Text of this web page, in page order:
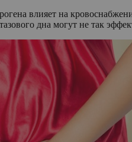
влияет на
дна могут не так